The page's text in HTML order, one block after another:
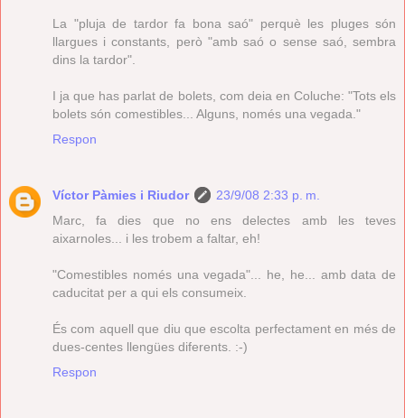
La "pluja de tardor fa bona saó" perquè les pluges són
llargues i constants, però "amb saó o sense saó, sembra
dins la tardor".
I ja que has parlat de bolets, com deia en Coluche: "Tots els
bolets són comestibles... Alguns, només una vegada."
Respon
Víctor Pàmies i Riudor
23/9/08 2:33 p. m.
Marc, fa dies que no ens delectes amb les teves
aixarnoles... i les trobem a faltar, eh!
"Comestibles només una vegada"... he, he... amb data de
caducitat per a qui els consumeix.
És com aquell que diu que escolta perfectament en més de
dues-centes llengües diferents. :-)
Respon